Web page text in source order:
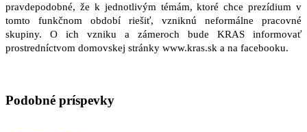
pravdepodobné, že k jednotlivým témám, ktoré chce prezídium v
tomto funkčnom období riešiť, vzniknú neformálne pracovné
skupiny. O ich vzniku a zámeroch bude KRAS informovať
prostredníctvom domovskej stránky www.kras.sk a na facebooku.
Podobné príspevky